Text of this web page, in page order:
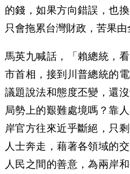
的錢，如果方向錯誤，也
只會拖累台灣財政，苦果由
馬英九喊話，「賴總統，
市首相，接到川普總統的
議題說法和態度丕變，還
局勢上的艱難處境嗎？靠
岸官方往來近乎斷絕，只
人士奔走，藉著各領域的
人民之間的善意，為兩岸